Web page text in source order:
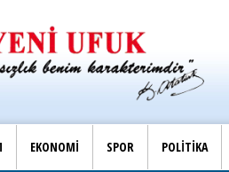
EKONOMİ SPOR POLİTİKA